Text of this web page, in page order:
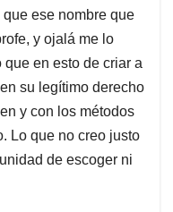
que ese nombre que
y ojalá me lo
que en esto de criar a
su legítimo derecho
y con los métodos
Lo que no creo justo
de escoger ni